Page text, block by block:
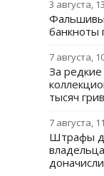
3 августа,
банкноты
7 августа,
За редкие
тысяч
7 августа,
Штрафы